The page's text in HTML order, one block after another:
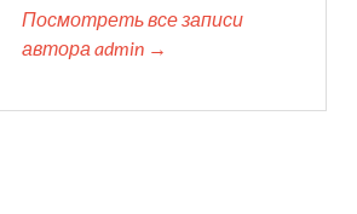
Посмотреть все записи
автора admin →